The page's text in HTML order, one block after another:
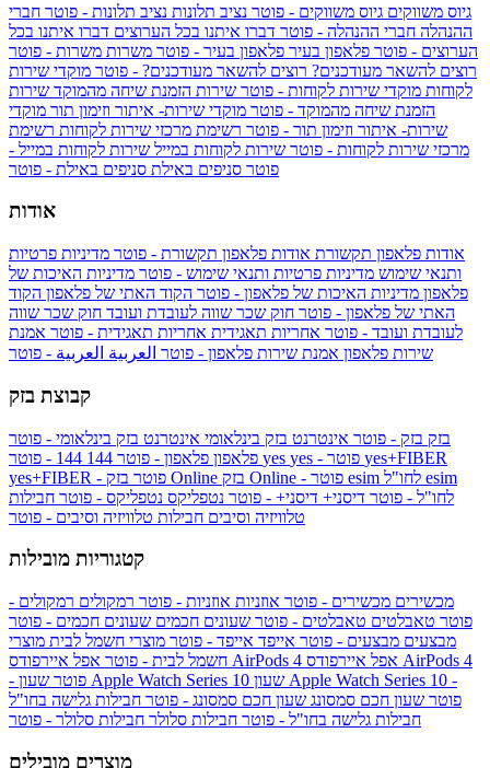
גיוס משווקים גיוס משווקים - פוטר נציב תלונות נציב תלונות - פוטר חברי
ההנהלה חברי ההנהלה - פוטר דברו איתנו בכל הערוצים דברו איתנו בכל
הערוצים - פוטר פלאפון בעיר פלאפון בעיר - פוטר משרות משרות - פוטר
רוצים להשאר מעודכנים? רוצים להשאר מעודכנים? - פוטר מוקדי שירות
לקוחות מוקדי שירות לקוחות - פוטר שירות הזמנת שיחה מהמוקד שירות
הזמנת שיחה מהמוקד - פוטר מוקדי שירות- איתור וזימון תור מוקדי
שירות- איתור וזימון תור - פוטר רשימת מרכזי שירות לקוחות רשימת
מרכזי שירות לקוחות - פוטר שירות לקוחות במייל שירות לקוחות במייל -
פוטר סניפים באילת סניפים באילת - פוטר
אודות
אודות פלאפון תקשורת אודות פלאפון תקשורת - פוטר מדיניות פרטיות
ותנאי שימוש מדיניות פרטיות ותנאי שימוש - פוטר מדיניות האיכות של
פלאפון מדיניות האיכות של פלאפון - פוטר הקוד האתי של פלאפון הקוד
האתי של פלאפון - פוטר חוק שכר שווה לעובדת ועובד חוק שכר שווה
לעובדת ועובד - פוטר אחריות תאגידית אחריות תאגידית - פוטר אמנת
שירות פלאפון אמנת שירות פלאפון - פוטר العربية العربية - פוטר
קבוצת בזק
בזק בזק - פוטר אינטרנט בזק בינלאומי אינטרנט בזק בינלאומי - פוטר
פלאפון פלאפון - פוטר 144 yes
yes+FIBER
yes+FIBER - פוטר בזק Online
esim
לחו"ל - פוטר דיסני+ דיסני+ - פוטר נטפליקס נטפליקס - פוטר חבילות
טלוויזיה וסיבים חבילות טלוויזיה וסיבים - פוטר
קטגוריות מובילות
מכשירים מכשירים - פוטר אוזניות אוזניות - פוטר רמקולים רמקולים -
פוטר טאבלטים טאבלטים - פוטר שעונים חכמים שעונים חכמים - פוטר
מבצעים מבצעים - פוטר אייפד אייפד - פוטר מוצרי חשמל לבית מוצרי
חשמל לבית - פוטר אפל איירפודס AirPods 4 אפל איירפודס AirPods 4
- פוטר שעון Apple Watch Series 10 שעון Apple Watch Series 10 -
פוטר שעון חכם סמסונג שעון חכם סמסונג - פוטר חבילות גלישה בחו"ל
חבילות גלישה בחו"ל - פוטר חבילות סלולר חבילות סלולר - פוטר
מוצרים מובילים